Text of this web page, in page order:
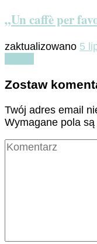
„Un caffè per
zaktualizowano 5
Zostaw
Twój adres email
Wymagane pola